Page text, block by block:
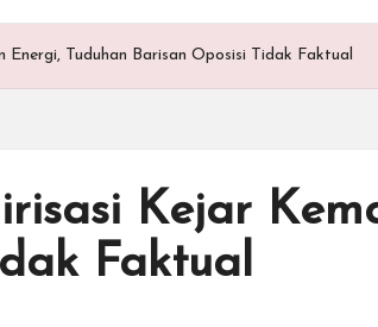
Tuduhan Barisan Oposisi Tidak Faktual
Kejar
Faktual